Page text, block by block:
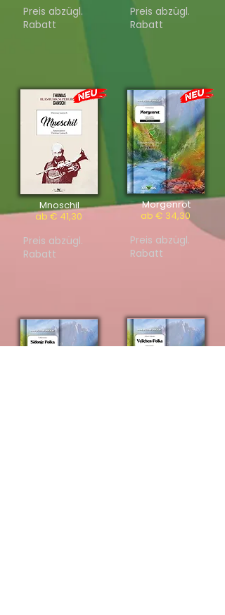
Preis abzügl.
Rabatt
Mnoschil
ab € 41,30
Preis abzügl.
Rabatt
Preis abzügl.
Rabatt
Morgenrot
ab € 34,30
Preis abzügl.
Rabatt